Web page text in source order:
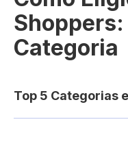
Categoria
Top 5 Categorias